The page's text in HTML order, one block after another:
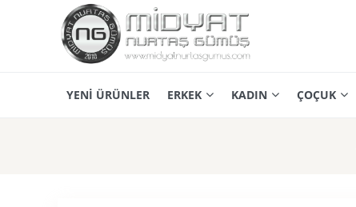
YENİ ÜRÜNLER ERKEK KADIN ÇOÇUK